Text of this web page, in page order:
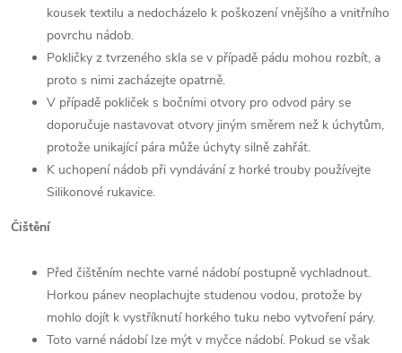
kousek textilu a nedocházelo k poškození vnějšího a vnitřního
povrchu nádob.
Pokličky z tvrzeného skla se v případě pádu mohou rozbít, a
proto s nimi zacházejte opatrně.
V případě pokliček s bočními otvory pro odvod páry se
doporučuje nastavovat otvory jiným směrem než k úchytům,
protože unikající pára může úchyty silně zahřát.
K uchopení nádob při vyndávání z horké trouby používejte
Silikonové rukavice.
Čištění
Před čištěním nechte varné nádobí postupně vychladnout.
Horkou pánev neoplachujte studenou vodou, protože by
mohlo dojít k vystříknutí horkého tuku nebo vytvoření páry.
Toto varné nádobí Ize mýt v myčce nádobí. Pokud se však